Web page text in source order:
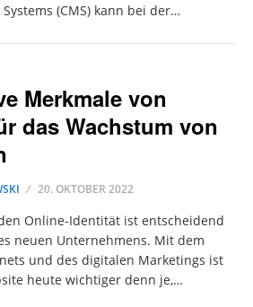
(CMS) kann bei der…
Merkmale von
das Wachstum von
20. OKTOBER 2022
Online-Identität ist entscheidend
neuen Unternehmens. Mit dem
und des digitalen Marketings ist
heute wichtiger denn je,…